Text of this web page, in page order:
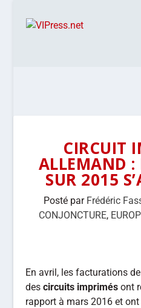
CIRCUIT
ALLEMAND :
SUR 2015
Posté par Frédéric
CONJONCTURE,
En avril, les facturations
des circuits imprimés ont
rapport à mars 2016 et